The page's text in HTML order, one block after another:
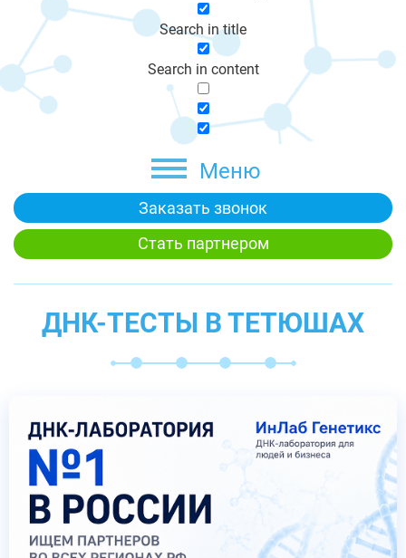
Search in title
Search in content
Меню
Заказать звонок
Стать партнером
ДНК-ТЕСТЫ В ТЕТЮШАХ